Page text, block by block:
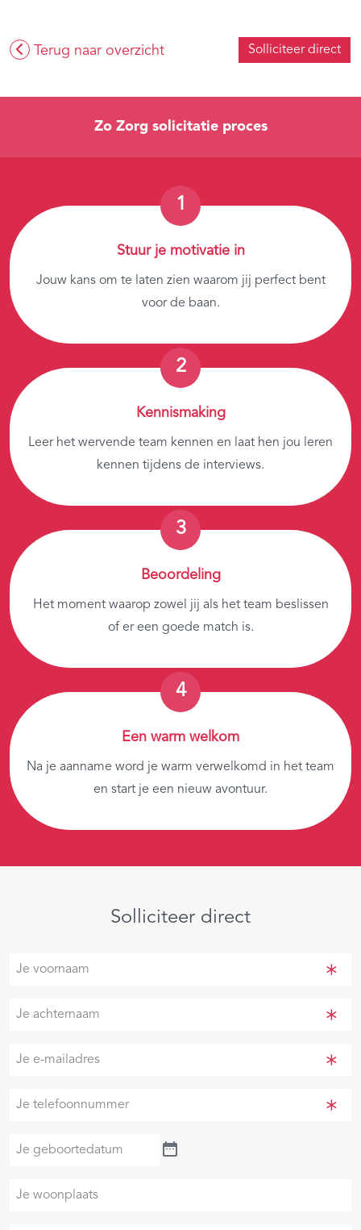
Terug naar overzicht Solliciteer direct
Zo Zorg solicitatie proces
Stuur je motivatie in
Jouw kans om te laten zien waarom jij perfect bent
voor de baan.
Kennismaking
Leer het wervende team kennen en laat hen jou leren
kennen tijdens de interviews.
Beoordeling
Het moment waarop zowel jij als het team beslissen
of er een goede match is.
Een warm welkom
Na je aanname word je warm verwelkomd in het team
en start je een nieuw avontuur.
Solliciteer direct
Je
Je
Je
(Vereist)
Je
Je
geboortedatum
Je
woonplaats